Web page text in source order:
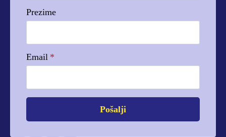
Prezime
Email *
Pošalji